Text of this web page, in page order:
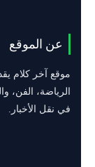
عن الموقع
موقع آخر كلام
الرياضة، الفن،
في نقل الأخبار.